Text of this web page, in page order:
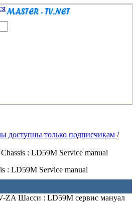
доступны только подписчикам /
: LD59M Service manual
: LD59M Service manual
ZA Шасси : LD59M сервис мануал